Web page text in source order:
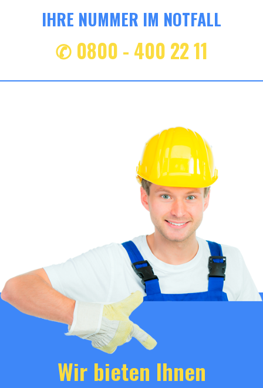
IHRE NUMMER IM NOTFALL
✆ 0800 - 400 22 11
Wir bieten Ihnen